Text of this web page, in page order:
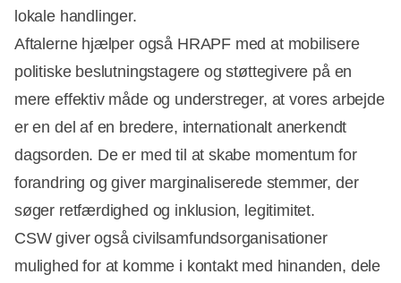
lokale handlinger.
Aftalerne hjælper også HRAPF med at mobilisere
politiske beslutningstagere og støttegivere på en
mere effektiv måde og understreger, at vores arbejde
er en del af en bredere, internationalt anerkendt
dagsorden. De er med til at skabe momentum for
forandring og giver marginaliserede stemmer, der
søger retfærdighed og inklusion, legitimitet.
CSW giver også civilsamfundsorganisationer
mulighed for at komme i kontakt med hinanden, dele